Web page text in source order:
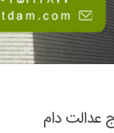
عدالت دام